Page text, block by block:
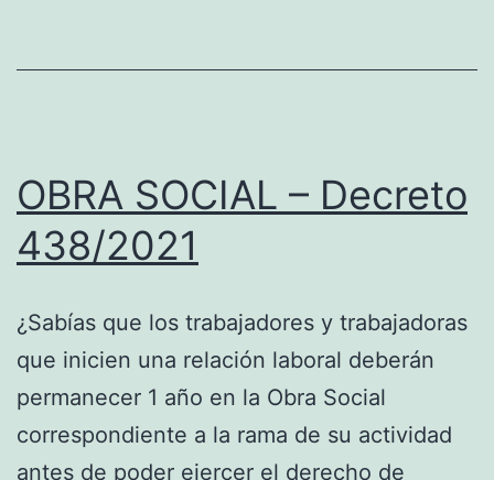
OBRA SOCIAL – Decreto
438/2021
¿Sabías que los trabajadores y trabajadoras
que inicien una relación laboral deberán
permanecer 1 año en la Obra Social
correspondiente a la rama de su actividad
antes de poder ejercer el derecho de